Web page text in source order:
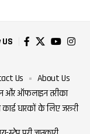
Us
About Us
और ऑफलाइन तरीका
धारकों के लिए जरूरी